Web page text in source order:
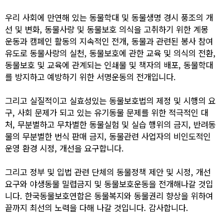
우리 사회에 만연해 있는 동물학대 및 동물생명 경시 풍조의 개
선 및 변화, 동물사랑 및 동물보호 의식을 고취하기 위한 계몽
운동과 캠페인 활동의 지속적인 전개, 동물과 관련된 봉사 참여
유도로 동물사랑의 실천, 동물보호에 관한 교육 및 의식의 전환,
동물보호 및 교육에 관계되는 인쇄물 및 책자의 배포, 동물학대
를 방지하고 예방하기 위한 서명운동의 전개입니다.
그리고 실질적이고 실효성있는 동물보호법의 제정 및 시행의 요
구, 사회 문제가 되고 있는 유기동물 문제를 위한 적극적인 대
처, 무분별하고 무차별한 동물실험 및 실습 행위의 금지, 반려동
물의 무분별한 번식 판매 금지, 동물관련 사업자의 비인도적인
운영 환경 시정, 개선을 요구합니다.
그리고 정부 및 입법 관련 단체의 동물정책 제안 및 시정, 개선
요구와 야생동물 밀렵금지 및 동물보호운동을 전개해나갈 것입
니다. 한국동물보호연합은 동물복지와 동물권리 향상을 위하여
끝까지 최선의 노력을 다해 나갈 것입니다. 감사합니다.